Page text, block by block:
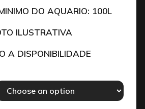
DO AQUARIO: 100L
ILUSTRATIVA
A DISPONIBILIDADE